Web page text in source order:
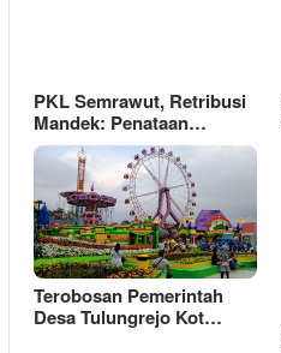
PKL Semrawut, Retribusi
Mandek: Penataan…
Terobosan Pemerintah
Desa Tulungrejo Kot…